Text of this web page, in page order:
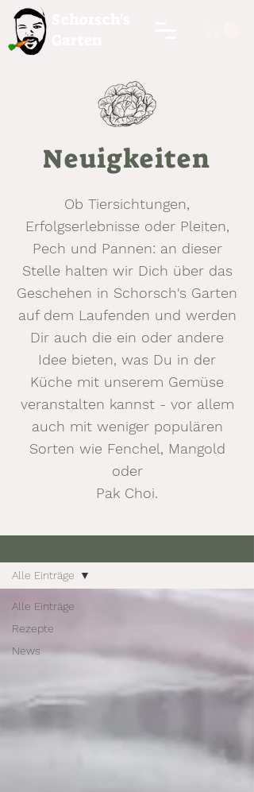
Alle Einträge
Rezepte
News
Alle Einträge
Neuigkeiten
Ob Tiersichtungen,
Erfolgserlebnisse oder Pleiten,
Pech und Pannen: an dieser
Stelle halten wir Dich über das
Geschehen in Schorsch's Garten
auf dem Laufenden und werden
Dir auch die ein oder andere
Idee bieten, was Du in der
Küche mit unserem Gemüse
veranstalten kannst - vor allem
auch mit weniger populären
Sorten wie Fenchel, Mangold
oder
Pak Choi.